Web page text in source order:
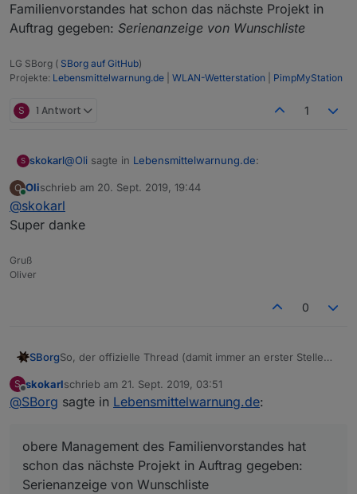
Familienvorstandes hat schon das nächste Projekt in
Auftrag gegeben: Serienanzeige von Wunschliste
LG SBorg ( SBorg auf GitHub)
Projekte: Lebensmittelwarnung.de WLAN-Wetterstation PimpMyStation
S 1 Antwort 1
S skokarl@Oli sagte in Lebensmittelwarnung.de:
Klar,
O
Online
Olischrieb am 20. Sept. 2019, 19:44
zuletzt editiert von
@skokarl
Super danke
Gruß
Oliver
0
SBorgSo, der offizielle Thread (damit immer an erster Stelle
https://forum.iobroker.net/topic/25223/javascript-für-
warnungen-von-lebensmittelwarnung
Sind zwar noch zwei Baustellen offen (Datenpunkte u.
Filter), aber das obere Management des
S
Offline
skokarlschrieb am 21. Sept. 2019, 03:51
zuletzt editiert von
@SBorg sagte in Lebensmittelwarnung.de:
obere Management des Familienvorstandes hat
schon das nächste Projekt in Auftrag gegeben:
Serienanzeige von Wunschliste